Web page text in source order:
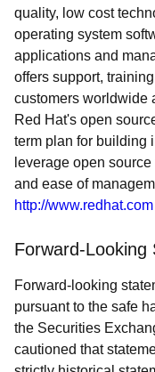
quality, low cost
operating system
applications and
offers support,
customers worldwide
Red Hat's open
term plan for building
leverage open
and ease of
http://www.redhat.com
Forward-Looking
Forward-looking
pursuant to the safe
the Securities
cautioned that